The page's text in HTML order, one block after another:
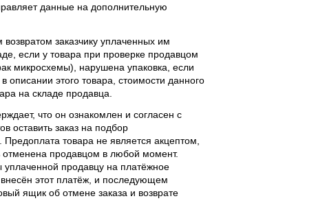
данные на дополнительную
заказчику уплаченных им
если у товара при проверке продавцом
микросхемы), нарушена упаковка, если
этого товара, стоимости данного
на складе продавца.
что он ознакомлен и согласен с
оставить заказ на подбор
товара не является акцептом,
продавцом в любой момент.
продавцу на платёжное
внесён этот платёж, и последующем
ящик об отмене заказа и возврате